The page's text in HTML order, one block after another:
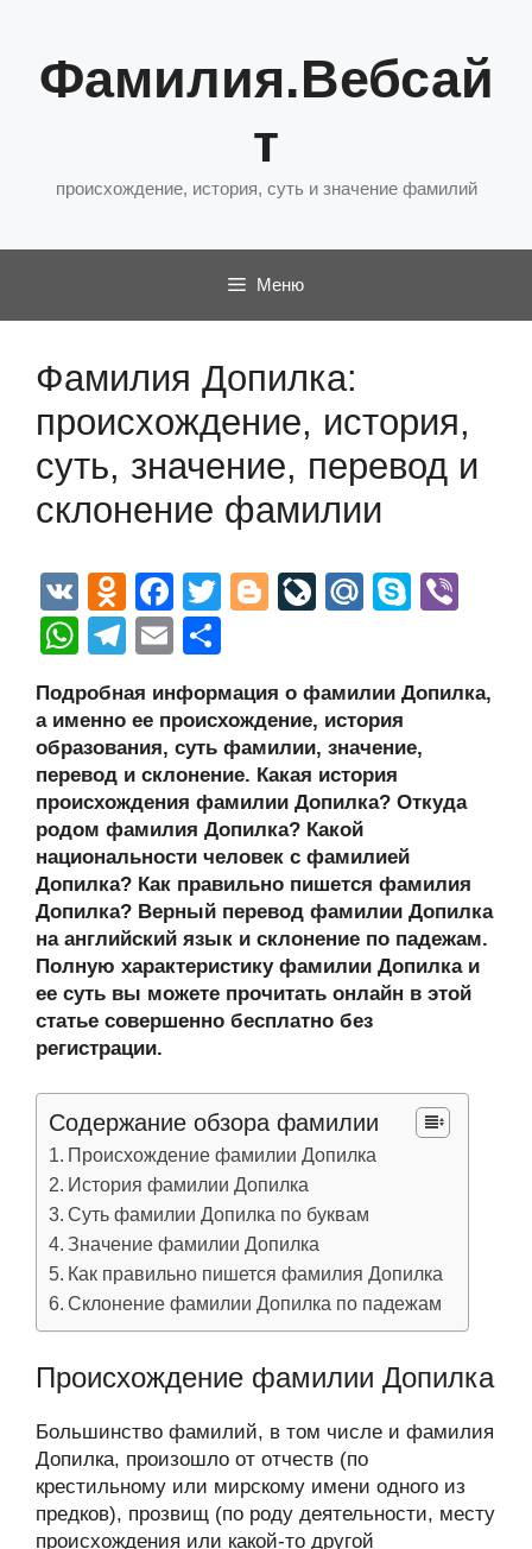
содержимому
Фамилия.Вебсай
т
происхождение, история, суть и значение фамилий
Меню
Фамилия Допилка:
происхождение, история,
суть, значение, перевод и
склонение фамилии
V
K
O
d
n
o
kl
a
ss
ni
ki
F
a
c
e
b
o
o
k
T
er
Bl
g
er
Li
J
o
ur
n
al
M
u
S
e
W
at
s
A
p
p
T
e
gr
a
m
E
ail р
а
в
и
ть
Подробная информация о фамилии Допилка,
а именно ее происхождение, история
образования, суть фамилии, значение,
перевод и склонение. Какая история
происхождения фамилии Допилка? Откуда
родом фамилия Допилка? Какой
национальности человек с фамилией
Допилка? Как правильно пишется фамилия
Допилка? Верный перевод фамилии Допилка
на английский язык и склонение по падежам.
Полную характеристику фамилии Допилка и
ее суть вы можете прочитать онлайн в этой
статье совершенно бесплатно без
регистрации.
Содержание обзора фамилии
Происхождение фамилии Допилка
История фамилии Допилка
Суть фамилии Допилка по буквам
Значение фамилии Допилка
Как правильно пишется фамилия Допилка
Склонение фамилии Допилка по падежам
Происхождение фамилии Допилка
Большинство фамилий, в том числе и фамилия
Допилка, произошло от отчеств (по
крестильному или мирскому имени одного из
предков), прозвищ (по роду деятельности, месту
происхождения или какой-то другой